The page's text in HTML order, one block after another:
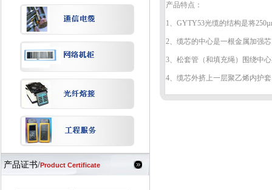
产品证书/Product Certificate
产品特点：
1、GYTY53光缆的结构是将
2、缆芯的中心是一根金属加强
3、松套管（和填充绳）围绕中
4、缆芯外挤上一层聚乙烯内护